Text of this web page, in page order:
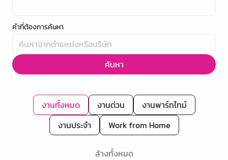
คำที่ต้องการค้นหา
ค้นหา
งานทั้งหมด งานด่วน
งานพาร์ทไทม์
งานประจำ
Work from Home
ล้างทั้งหมด